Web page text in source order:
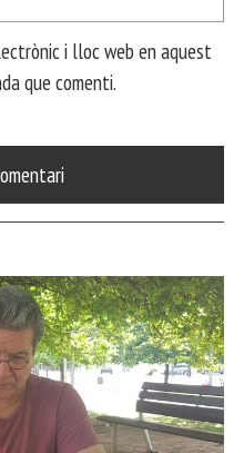
i lloc web en aquest
que comenti.